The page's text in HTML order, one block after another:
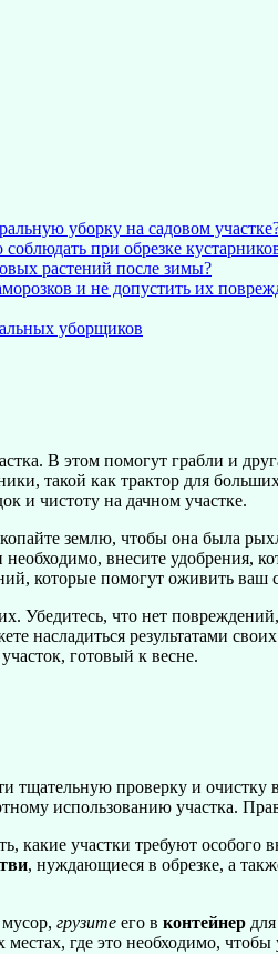
уборку на садовом
при обрезке
растений после зимы?
и не допустить их
уборщиков
В этом помогут грабли и
такой как трактор для
и чистоту на дачном участке.
землю, чтобы она была
необходимо, внесите
которые помогут оживить ваш
Убедитесь, что нет
насладиться результатами
готовый к весне.
тщательную проверку и
использованию участка.
какие участки требуют особого
, нуждающиеся в обрезке, а
грузите его в контейнер
местах, где это необходимо,